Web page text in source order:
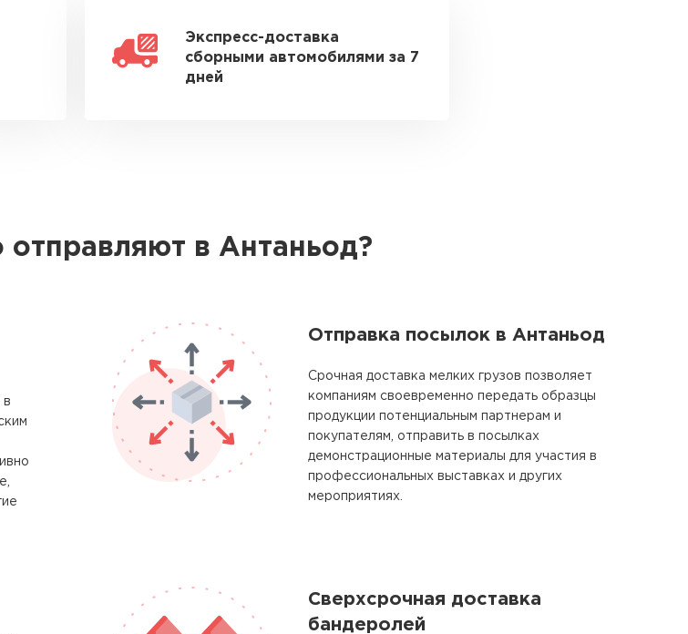
Экспресс-доставка
сборными автомобилями за 7
дней
отправляют в Антаньод?
в
Отправка посылок в Антаньод
Срочная доставка мелких грузов позволяет
компаниям своевременно передать образцы
продукции потенциальным партнерам и
покупателям, отправить в посылках
демонстрационные материалы для участия в
профессиональных выставках и других
мероприятиях.
Сверхсрочная доставка
бандеролей